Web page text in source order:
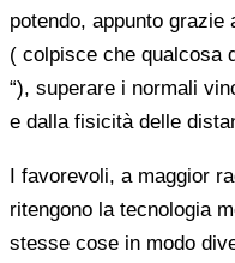
potendo, appunto grazie
( colpisce che qualcosa
“), superare i normali
e dalla fisicità delle
I favorevoli, a maggior
ritengono la tecnologia
stesse cose in modo